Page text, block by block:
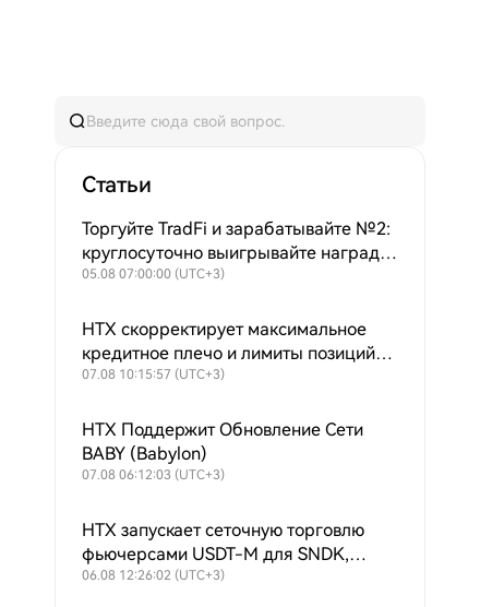
Статьи
Торгуйте TradFi и зарабатывайте №2:
круглосуточно выигрывайте награды
из 8000 USDT ежедневного призового
$HTX для поддержания ценности!
05.08 07:00:00 (UTC+3)
HTX скорректирует максимальное
кредитное плечо и лимиты позиций
для фьючерсных пар USDT-M
07.08 10:15:57 (UTC+3)
HTX Поддержит Обновление Сети
BABY (Babylon)
07.08 06:12:03 (UTC+3)
HTX запускает сеточную торговлю
фьючерсами USDT-M для SNDK,
SKHYNIX, SPCX, XAU, MU, SKHY, SOXL
06.08 12:26:02 (UTC+3)